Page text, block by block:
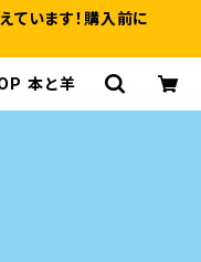
ています！購入前に
本と羊